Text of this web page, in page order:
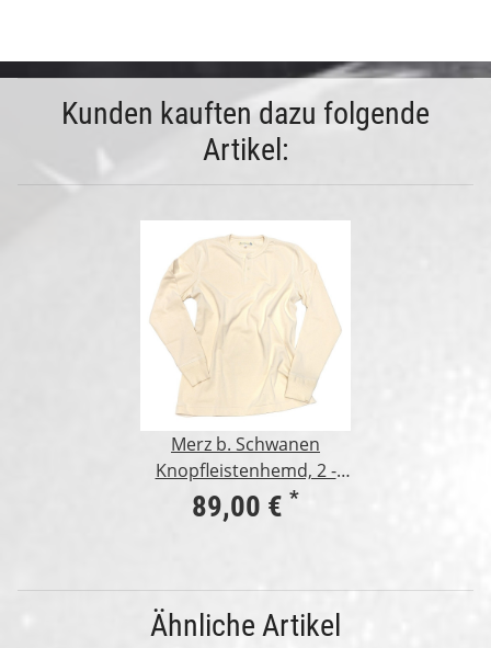
Kunden kauften dazu folgende
Artikel:
Merz b. Schwanen
Knopfleistenhemd, 2 -
fädig, 1/1 Arm, nature L
89,00 € *
Ähnliche Artikel